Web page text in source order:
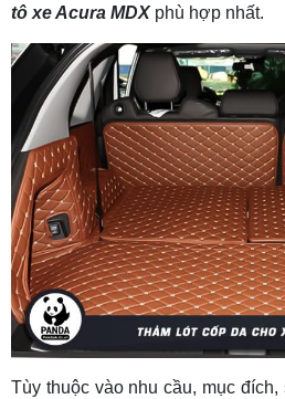
tô xe Acura MDXphù hợp nhất.
Tùy thuộc vào nhu cầu, mục